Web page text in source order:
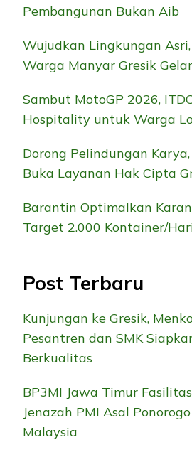
Pembangunan Bukan Aib
Wujudkan Lingkungan
Warga Manyar Gresik
Sambut MotoGP 2026,
Hospitality untuk Warga
Dorong Pelindungan
Buka Layanan Hak Cipta
Barantin Optimalkan
Target 2.000 Kontainer/
Post Terbaru
Kunjungan ke Gresik,
Pesantren dan SMK
Berkualitas
BP3MI Jawa Timur
Jenazah PMI Asal
Malaysia